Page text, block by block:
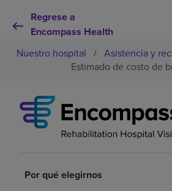
Regrese a
Encompass Health
Por qué debe elegirnos
Servicios de rehabilitación
Pacientes y cuidadores
Nuestro hospital / Asistencia y
Estimado de costo de
Por qué elegirnos